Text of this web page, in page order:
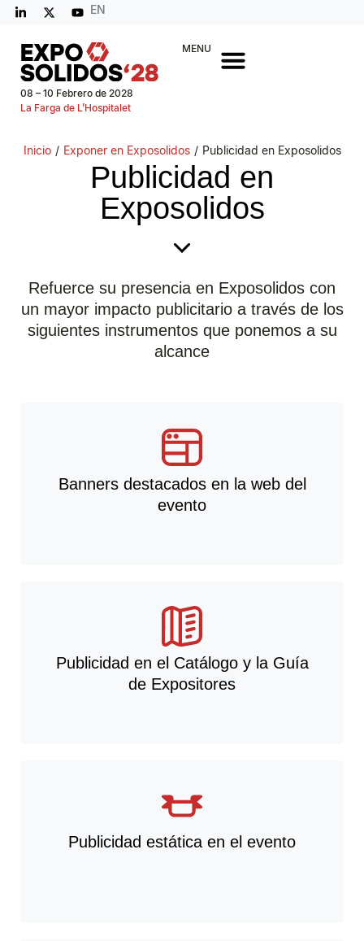
EN
08 – 10 Febrero de 2028
La Farga de L’Hospitalet
MENU
Inicio / Exponer en Exposolidos / Publicidad en Exposolidos
Publicidad en
Exposolidos
Refuerce su presencia en Exposolidos con
un mayor impacto publicitario a través de los
siguientes instrumentos que ponemos a su
alcance
Banners destacados en la web del
evento
Publicidad en el Catálogo y la Guía
de Expositores
Publicidad estática en el evento​